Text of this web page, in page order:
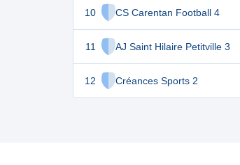
10 CS Carentan Football 4
11 AJ Saint Hilaire Petitville 3
12 Créances Sports 2